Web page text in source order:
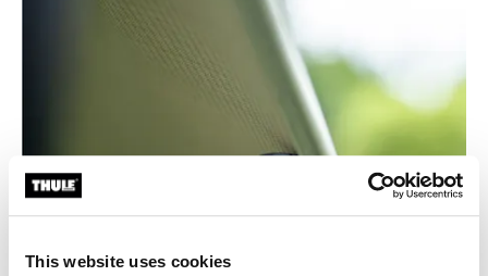
This website uses cookies